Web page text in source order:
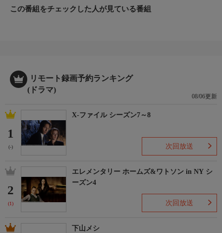
は謎のままだった。
この番組をチェックした人が見ている番組
リモート録画予約ランキング
(ドラマ)
08/06更新
1
(-)
X-ファイル シーズン7～8
次回放送
2
(1)
エレメンタリー ホームズ&ワトソン in NY シ
ーズン4
次回放送
下山メシ